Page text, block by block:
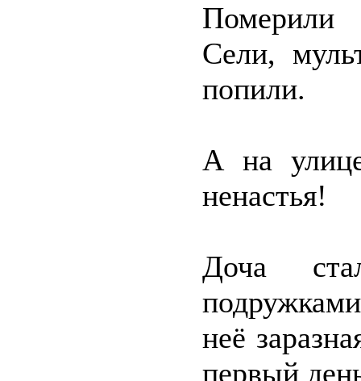
Померили
Сели,
попили.
А на
ненастья!
Доча
неё
первый